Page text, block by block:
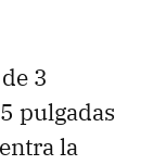
3
pulgadas
la